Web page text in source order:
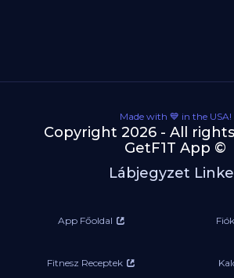
Made with 💙 in the USA!
Copyright 2026 - All
GetF1T App ©
Lábjegyzet
App Főoldal
Fitnesz Receptek